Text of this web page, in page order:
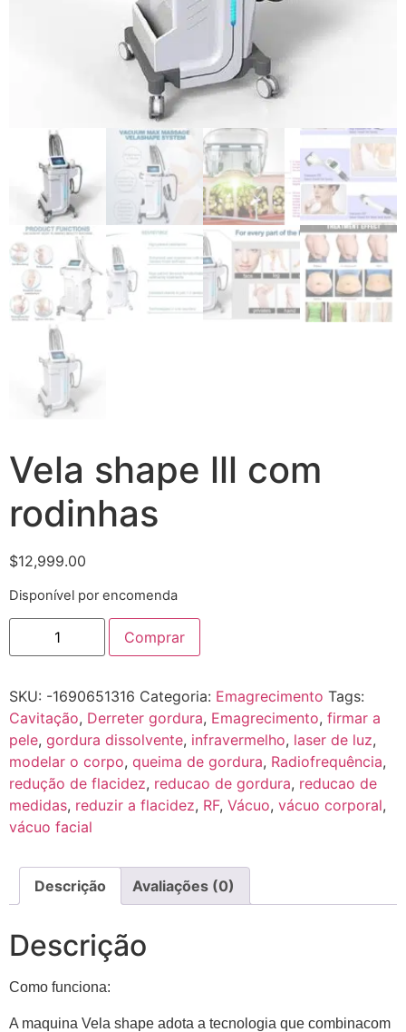
Vela shape lll com
rodinhas
$12,999.00
Disponível por encomenda
Comprar
SKU: -1690651316 Categoria: Emagrecimento Tags:
Cavitação, Derreter gordura, Emagrecimento, firmar a
pele, gordura dissolvente, infravermelho, laser de luz,
modelar o corpo, queima de gordura, Radiofrequência,
redução de flacidez, reducao de gordura, reducao de
medidas, reduzir a flacidez, RF, Vácuo, vácuo corporal,
vácuo facial
Descrição Avaliações (0)
Descrição
Como funciona:
A maquina Vela shape adota a tecnologia que combinacom